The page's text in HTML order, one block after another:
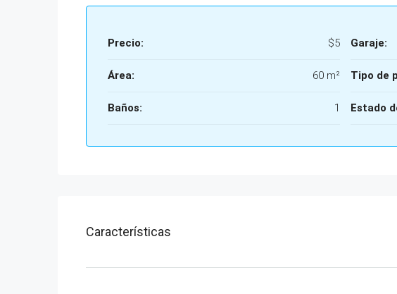
Precio: $5
Área: 60 m²
Baños: 1
Garaje:
Tipo de
Estado
Características